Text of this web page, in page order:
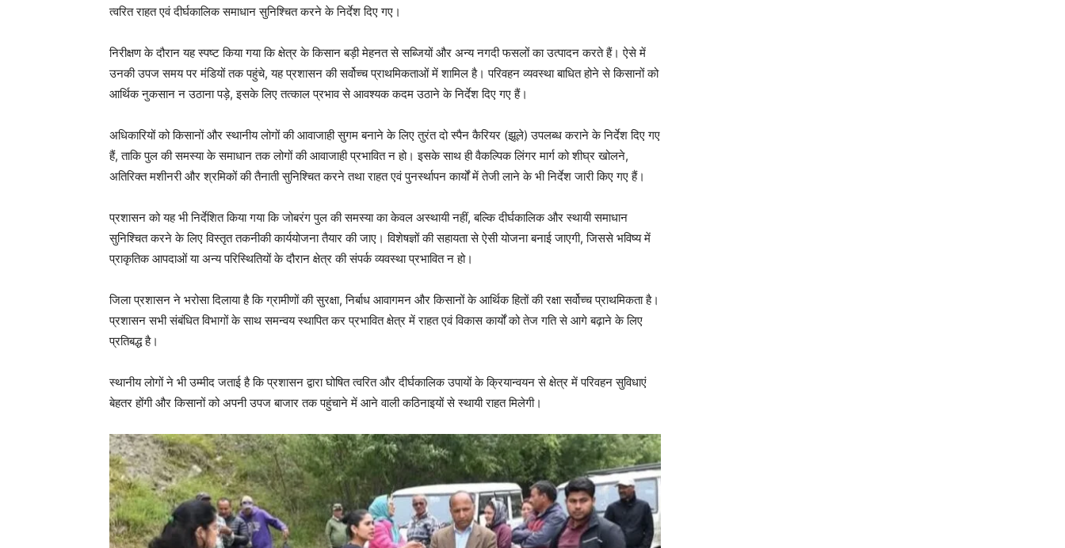
News Week
Company
Contact us
Subscription Plans
My account
त्वरित राहत एवं दीर्घकालिक समाधान सुनिश्चित करने के निर्देश दिए गए।
निरीक्षण के दौरान यह स्पष्ट किया गया कि क्षेत्र के किसान बड़ी मेहनत से सब्जियों और अन्य नगदी फसलों का उत्पादन करते हैं। ऐसे में
उनकी उपज समय पर मंडियों तक पहुंचे, यह प्रशासन की सर्वोच्च प्राथमिकताओं में शामिल है। परिवहन व्यवस्था बाधित होने से किसानों को
आर्थिक नुकसान न उठाना पड़े, इसके लिए तत्काल प्रभाव से आवश्यक कदम उठाने के निर्देश दिए गए हैं।
अधिकारियों को किसानों और स्थानीय लोगों की आवाजाही सुगम बनाने के लिए तुरंत दो स्पैन कैरियर (झूले) उपलब्ध कराने के निर्देश दिए गए
हैं, ताकि पुल की समस्या के समाधान तक लोगों की आवाजाही प्रभावित न हो। इसके साथ ही वैकल्पिक लिंगर मार्ग को शीघ्र खोलने,
अतिरिक्त मशीनरी और श्रमिकों की तैनाती सुनिश्चित करने तथा राहत एवं पुनर्स्थापन कार्यों में तेजी लाने के भी निर्देश जारी किए गए हैं।
प्रशासन को यह भी निर्देशित किया गया कि जोबरंग पुल की समस्या का केवल अस्थायी नहीं, बल्कि दीर्घकालिक और स्थायी समाधान
सुनिश्चित करने के लिए विस्तृत तकनीकी कार्ययोजना तैयार की जाए। विशेषज्ञों की सहायता से ऐसी योजना बनाई जाएगी, जिससे भविष्य में
प्राकृतिक आपदाओं या अन्य परिस्थितियों के दौरान क्षेत्र की संपर्क व्यवस्था प्रभावित न हो।
जिला प्रशासन ने भरोसा दिलाया है कि ग्रामीणों की सुरक्षा, निर्बाध आवागमन और किसानों के आर्थिक हितों की रक्षा सर्वोच्च प्राथमिकता है।
प्रशासन सभी संबंधित विभागों के साथ समन्वय स्थापित कर प्रभावित क्षेत्र में राहत एवं विकास कार्यों को तेज गति से आगे बढ़ाने के लिए
प्रतिबद्ध है।
स्थानीय लोगों ने भी उम्मीद जताई है कि प्रशासन द्वारा घोषित त्वरित और दीर्घकालिक उपायों के क्रियान्वयन से क्षेत्र में परिवहन सुविधाएं
बेहतर होंगी और किसानों को अपनी उपज बाजार तक पहुंचाने में आने वाली कठिनाइयों से स्थायी राहत मिलेगी।